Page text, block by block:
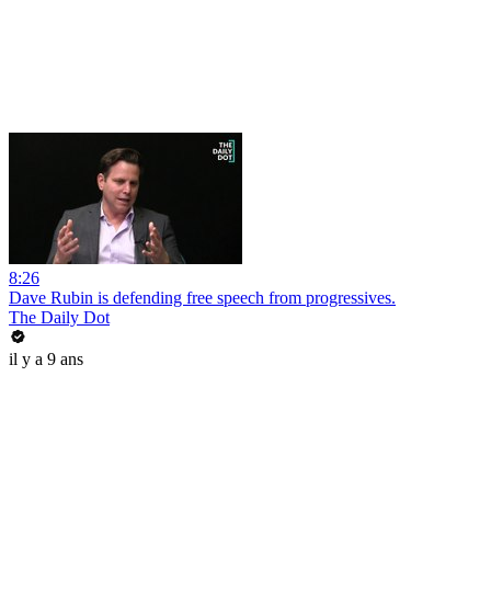
8:26
Dave Rubin is defending free speech from progressives.
The Daily Dot
il y a 9 ans